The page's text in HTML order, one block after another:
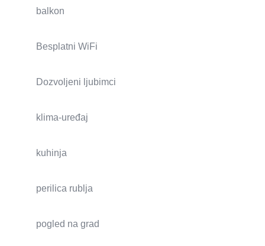
balkon
Besplatni WiFi
Dozvoljeni ljubimci
klima-uređaj
kuhinja
perilica rublja
pogled na grad